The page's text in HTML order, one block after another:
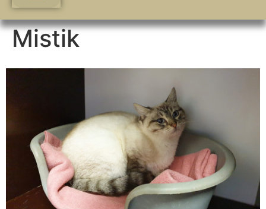
Mistik